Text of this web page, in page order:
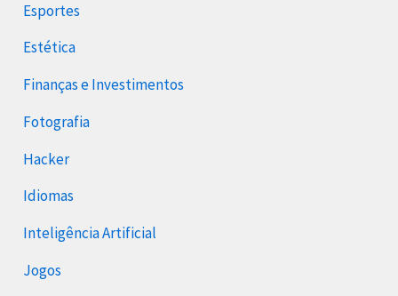
Esportes
Estética
Finanças e Investimentos
Fotografia
Hacker
Idiomas
Inteligência Artificial
Jogos